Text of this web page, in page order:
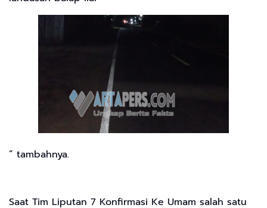
” tambahnya.
Saat Tim Liputan 7 Konfirmasi Ke Umam salah satu